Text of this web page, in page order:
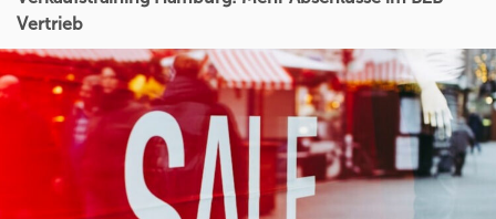
Vertrieb